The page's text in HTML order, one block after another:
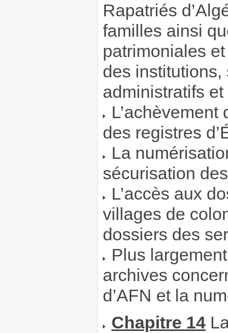
Rapatriés
familles ainsi
patrimoniales
des institutions,
administratifs
des registres
La
sécurisation
L’accès aux
villages de
dossiers des
Plus
archives
d’AFN et la
Chapitre 14